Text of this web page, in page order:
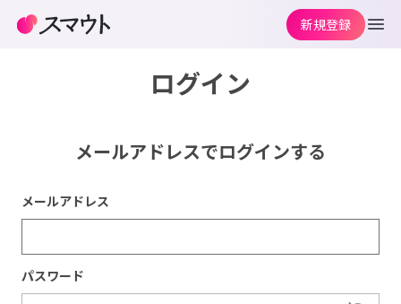
ログイン
メールアドレスでログインする
メールアドレス
パスワード
新規登録